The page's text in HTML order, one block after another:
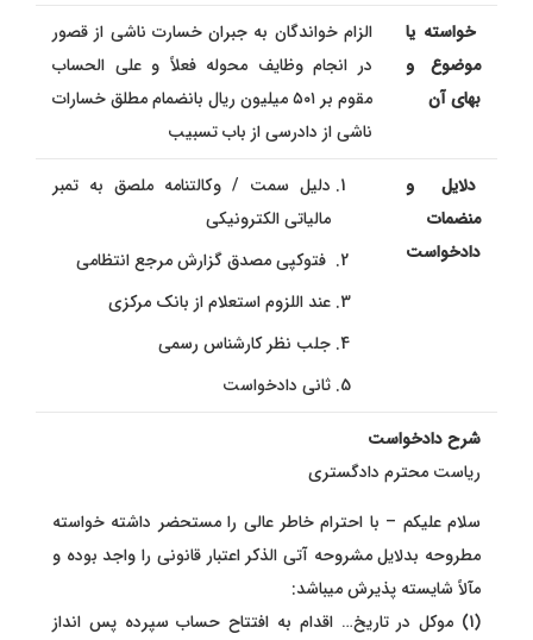
خواسته یا
موضوع و
بهای آن
الزام خواندگان به جبران خسارت ناشی از قصور
در انجام وظایف محوله فعلاً و على الحساب
مقوم بر ۵۰۱ میلیون ریال بانضمام مطلق خسارات
ناشی از دادرسی از باب تسبیب
دلایل و
منضمات
دادخواست
دلیل سمت / وكالتنامه ملصق به تمبر
مالیاتی الکترونیکی
فتوکپی مصدق گزارش مرجع انتظامی
عند اللزوم استعلام از بانک مرکزی
جلب نظر کارشناس رسمی
ثانی دادخواست
شرح دادخواست
ریاست محترم دادگستری
سلام علیکم – با احترام خاطر عالی را مستحضر داشته خواسته
مطروحه بدلایل مشروحه آتی الذکر اعتبار قانونی را واجد بوده و
مآلاً شایسته پذیرش میباشد:
(1) موکل در تاریخ… اقدام به افتتاح حساب سپرده پس انداز